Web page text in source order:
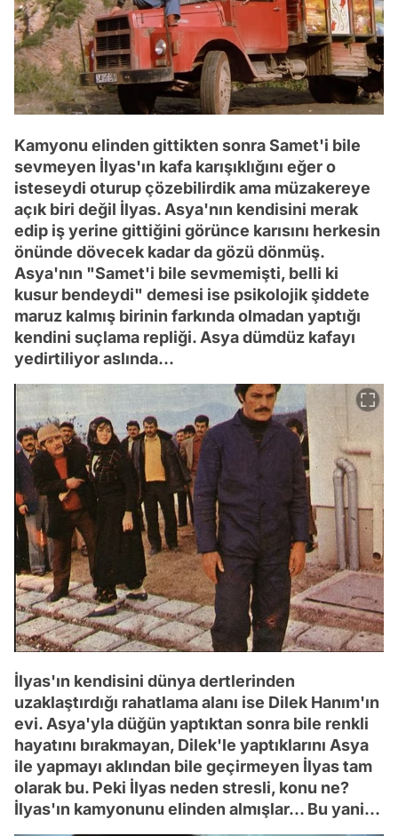
Kamyonu elinden gittikten sonra Samet'i bile
sevmeyen İlyas'ın kafa karışıklığını eğer o
isteseydi oturup çözebilirdik ama müzakereye
açık biri değil İlyas. Asya'nın kendisini merak
edip iş yerine gittiğini görünce karısını herkesin
önünde dövecek kadar da gözü dönmüş.
Asya'nın "Samet'i bile sevmemişti, belli ki
kusur bendeydi" demesi ise psikolojik şiddete
maruz kalmış birinin farkında olmadan yaptığı
kendini suçlama repliği. Asya dümdüz kafayı
yedirtiliyor aslında...
İlyas'ın kendisini dünya dertlerinden
uzaklaştırdığı rahatlama alanı ise Dilek Hanım'ın
evi. Asya'yla düğün yaptıktan sonra bile renkli
hayatını bırakmayan, Dilek'le yaptıklarını Asya
ile yapmayı aklından bile geçirmeyen İlyas tam
olarak bu. Peki İlyas neden stresli, konu ne?
İlyas'ın kamyonunu elinden almışlar... Bu yani...